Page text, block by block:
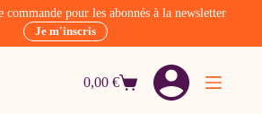
pour les abonnés à la newsletter
Je m'inscris
Panier
0,00€